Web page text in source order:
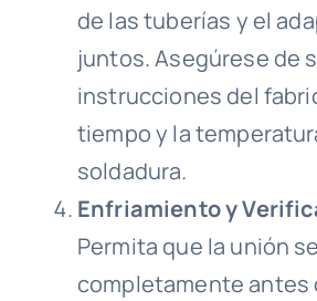
de las tuberías y el
juntos. Asegúrese de
instrucciones del
tiempo y la
soldadura.
Enfriamiento y
Permita que la unión
completamente antes